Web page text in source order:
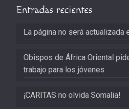
Entradas recientes
La página no será actualizada
Obispos de África Oriental
trabajo para los jóvenes
¡CARITAS no olvida Somalia!